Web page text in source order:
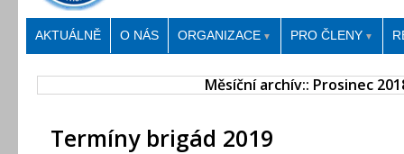
AKTUÁLNĚ O NÁS ORGANIZACE ▼ PRO ČLENY ▼
Měsíční archív:: Prosinec
Termíny brigád 2019